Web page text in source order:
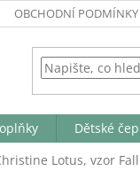
OBCHODNÍ PODMÍNKY
Dětské
Lotus, vzor